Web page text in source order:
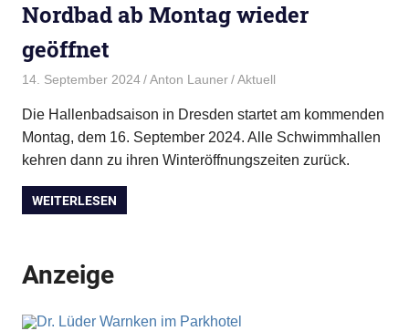
Nordbad ab Montag wieder
geöffnet
14. September 2024 Anton Launer Aktuell
Die Hallenbadsaison in Dresden startet am kommenden
Montag, dem 16. September 2024. Alle Schwimmhallen
kehren dann zu ihren Winteröffnungszeiten zurück.
WEITERLESEN
Anzeige